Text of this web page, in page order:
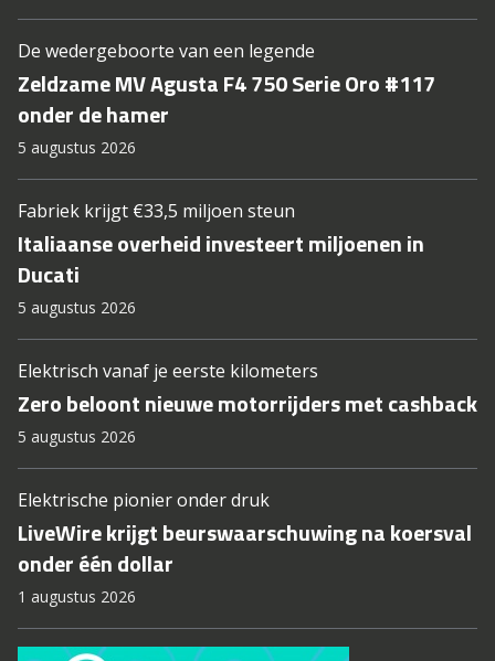
De wedergeboorte van een legende
Zeldzame MV Agusta F4 750 Serie Oro #117
onder de hamer
5 augustus 2026
Fabriek krijgt €33,5 miljoen steun
Italiaanse overheid investeert miljoenen in
Ducati
5 augustus 2026
Elektrisch vanaf je eerste kilometers
Zero beloont nieuwe motorrijders met cashback
5 augustus 2026
Elektrische pionier onder druk
LiveWire krijgt beurswaarschuwing na koersval
onder één dollar
1 augustus 2026